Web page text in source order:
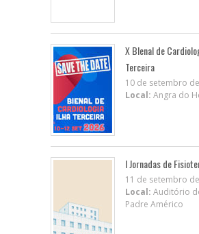
X BIenal de
Terceira
10 de setembro
Local: Angra do
I Jornadas de
11 de setembro
Local: Auditório
Padre Américo